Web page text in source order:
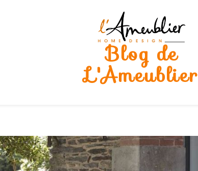
Blog de
L'Ameublier